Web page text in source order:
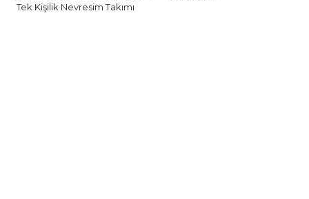
Tek Kişilik Nevresim Takımı